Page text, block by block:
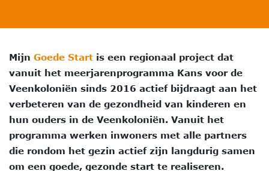
Mijn Goede Start is een regionaal project dat
vanuit het meerjarenprogramma Kans voor de
Veenkoloniën sinds 2016 actief bijdraagt aan het
verbeteren van de gezondheid van kinderen en
hun ouders in de Veenkoloniën. Vanuit het
programma werken inwoners met alle partners
die rondom het gezin actief zijn langdurig samen
om een goede, gezonde start te realiseren.